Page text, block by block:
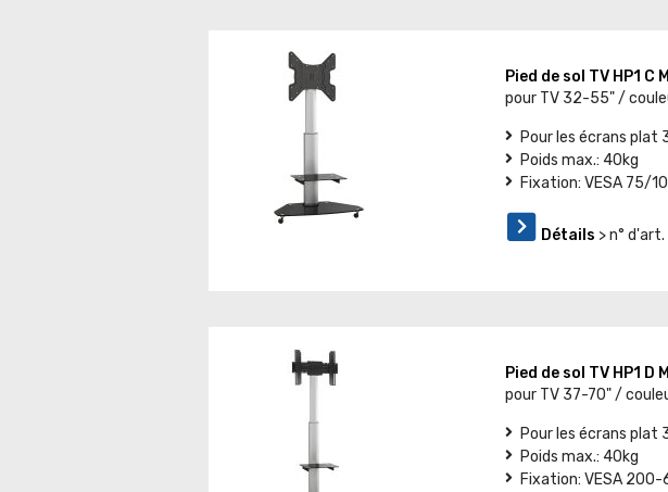
Pied de sol TV HP1 C
pour TV 32-55" /
Pour les écrans plat
Poids max.: 40kg
Fixation: VESA
Détails > n°
Pied de sol TV HP1 D
pour TV 37-70" /
Pour les écrans plat
Poids max.: 40kg
Fixation: VESA